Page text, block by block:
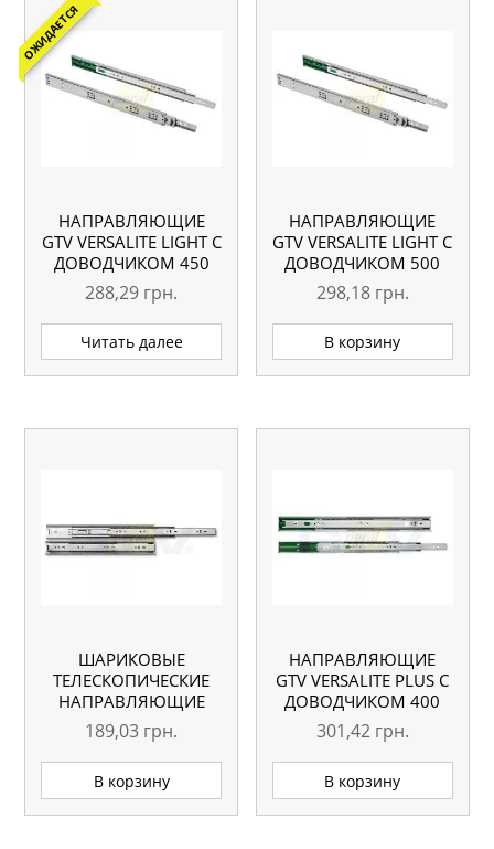
ОЖИДАЕТСЯ
НАПРАВЛЯЮЩИЕ
GTV VERSALITE LIGHT С
ДОВОДЧИКОМ 450
ММ
288,29 грн.
Читать далее
НАПРАВЛЯЮЩИЕ
GTV VERSALITE LIGHT С
ДОВОДЧИКОМ 500
ММ
298,18 грн.
В корзину
ШАРИКОВЫЕ
ТЕЛЕСКОПИЧЕСКИЕ
НАПРАВЛЯЮЩИЕ
GTV GX1 500 ММ
189,03 грн.
В корзину
НАПРАВЛЯЮЩИЕ
GTV VERSALITE PLUS С
ДОВОДЧИКОМ 400
ММ
301,42 грн.
В корзину